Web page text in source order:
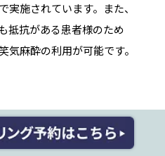
施されています。また、
抵抗がある患者様のため
気麻酔の利用が可能です。